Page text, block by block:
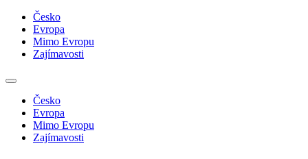
Česko
Evropa
Mimo Evropu
Zajímavosti
Česko
Evropa
Mimo Evropu
Zajímavosti